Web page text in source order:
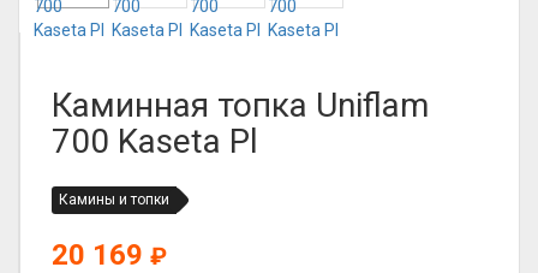
Каминная топка Uniflam
700 Kaseta Pl
Камины и топки
20 169 ₽